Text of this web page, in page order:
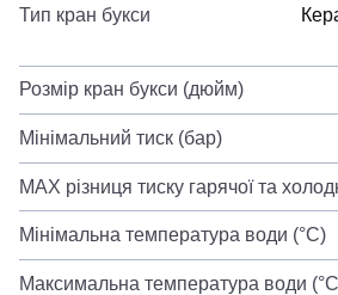
Тип кран букси
Розмір кран букси (дюйм)
Мінімальний тиск (бар)
MAX різниця тиску гарячої та
Мінімальна температура води (°C)
Максимальна температура води